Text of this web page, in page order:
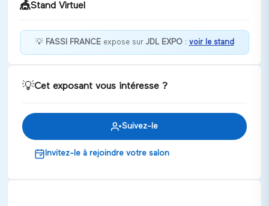
🎪Stand Virtuel
Discuter
💡 FASSI FRANCEexpose sur JDL EXPO: voir le stand
💡Cet exposant vous intéresse ?
Suivez-le
Invitez-le à rejoindre votre salon